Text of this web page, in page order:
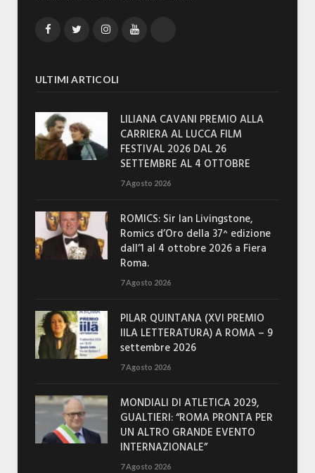
FacebookTwitterInstagramYouTube
ULTIMI ARTICOLI
LILIANA CAVANI PREMIO ALLA
CARRIERA AL LUCCA FILM
FESTIVAL 2026 DAL 26
SETTEMBRE AL 4 OTTOBRE
7 Agosto 2026
ROMICS: Sir Ian Livingstone,
Romics d’Oro della 37^ edizione
dall’1 al 4 ottobre 2026 a Fiera
Roma.
7 Agosto 2026
PILAR QUINTANA (XVI PREMIO
IILA LETTERATURA) A ROMA – 9
settembre 2026
7 Agosto 2026
MONDIALI DI ATLETICA 2029,
GUALTIERI: “ROMA PRONTA PER
UN ALTRO GRANDE EVENTO
INTERNAZIONALE”
7 Agosto 2026